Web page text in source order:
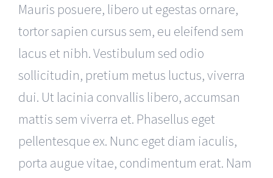
Mauris posuere, libero ut egestas ornare,
tortor sapien cursus sem, eu eleifend sem
lacus et nibh. Vestibulum sed odio
sollicitudin, pretium metus luctus, viverra
dui. Ut lacinia convallis libero, accumsan
mattis sem viverra et. Phasellus eget
pellentesque ex. Nunc eget diam iaculis,
porta augue vitae, condimentum erat. Nam